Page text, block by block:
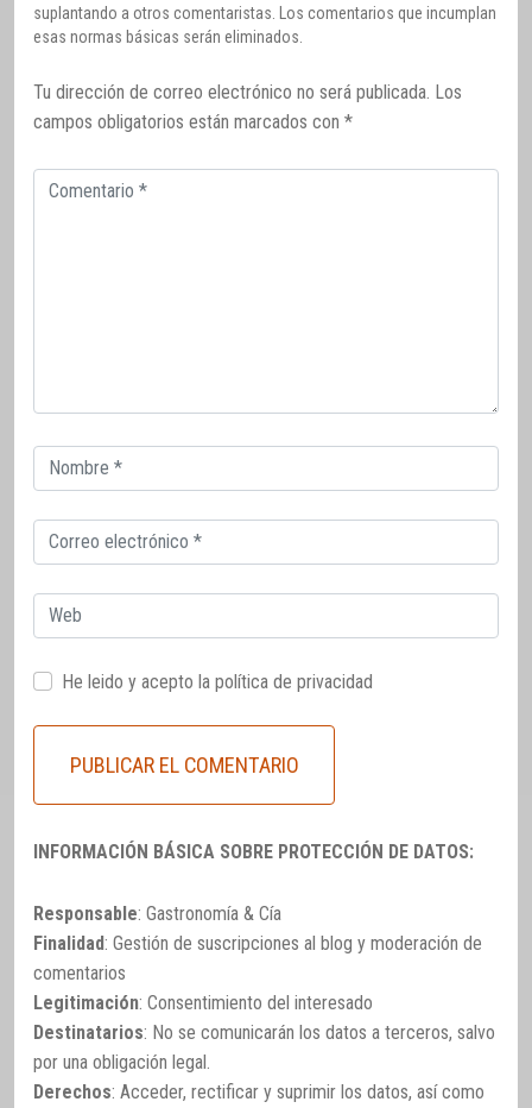
suplantando a otros comentaristas. Los comentarios que incumplan
esas normas básicas serán eliminados.
Tu dirección de correo electrónico no será publicada. Los
campos obligatorios están marcados con *
Comentario
Correo
electrónico
Correo
electrónico
Web
He leido y acepto la política de privacidad
INFORMACIÓN BÁSICA SOBRE PROTECCIÓN DE DATOS:
Responsable: Gastronomía & Cía
Finalidad: Gestión de suscripciones al blog y moderación de
comentarios
Legitimación: Consentimiento del interesado
Destinatarios: No se comunicarán los datos a terceros, salvo
por una obligación legal.
Derechos: Acceder, rectificar y suprimir los datos, así como